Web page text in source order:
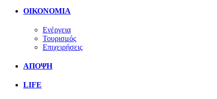
ΟΙΚΟΝΟΜΙΑ
Ενέργεια
Τουρισμός
Επιχειρήσεις
ΑΠΟΨΗ
LIFE